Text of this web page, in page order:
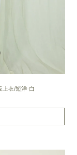
上衣/短洋-白